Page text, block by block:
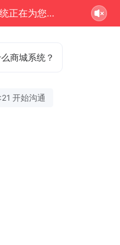
Javashop电商系统正在为您服务
商城系统？
开始沟通